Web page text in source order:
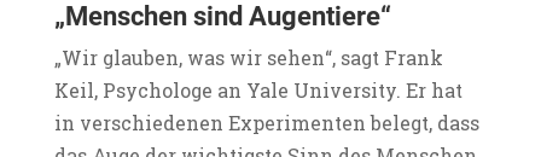
„Menschen sind Augentiere“
„Wir glauben, was wir sehen“, sagt Frank
Keil, Psychologe an Yale University. Er hat
in verschiedenen Experimenten belegt, dass